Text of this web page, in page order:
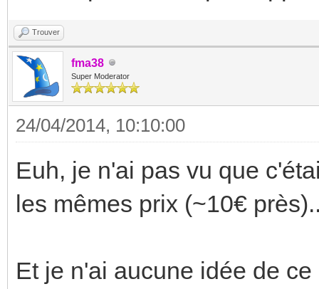
Trouver
fma38
Super Moderator
24/04/2014, 10:10:00
Euh, je n'ai pas vu que
les mêmes prix (~10€
Et je n'ai aucune idée de